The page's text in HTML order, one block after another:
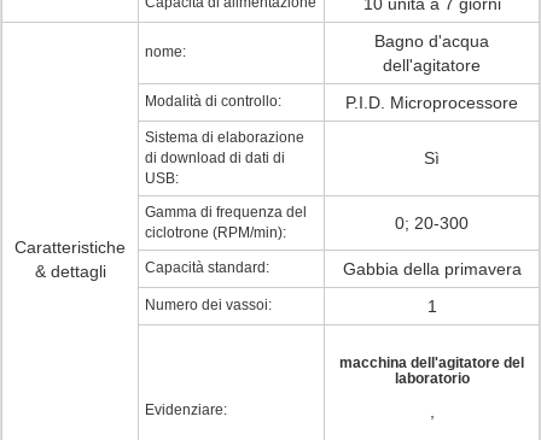
Caratteristiche
& dettagli
nome:
Bagno d'acqua
dell'agitatore
Modalità di controllo: P.I.D. Microprocessore
Sistema di elaborazione
di download di dati di
USB:
Sì
Gamma di frequenza del
ciclotrone (RPM/min):
0; 20-300
Capacità standard: Gabbia della primavera
Numero dei vassoi: 1
Evidenziare:
macchina dell'agitatore del
laboratorio